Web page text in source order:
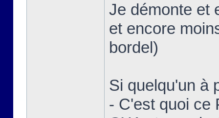
Je démonte et
et encore
bordel)
Si quelqu'un à
- C'est quoi ce